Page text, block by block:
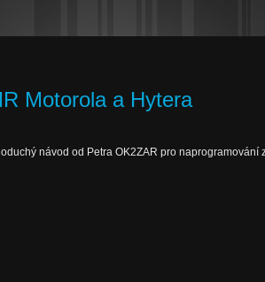
Motorola a Hytera
návod od Petra OK2ZAR pro